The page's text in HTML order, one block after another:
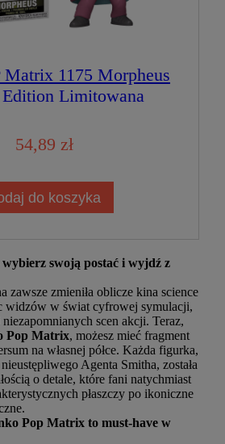
Matrix 1175 Morpheus
Edition Limitowana
54,89 zł
do koszyka
swoją postać i wyjdź z
zawsze zmieniła oblicze kina science
widzów w świat cyfrowej symulacji,
scen akcji. Teraz,
Pop Matrix, możesz mieć fragment
na własnej półce. Każda figurka,
Agenta Smitha, została
o detale, które fani natychmiast
płaszczy po ikoniczne
Pop Matrix to must-have w